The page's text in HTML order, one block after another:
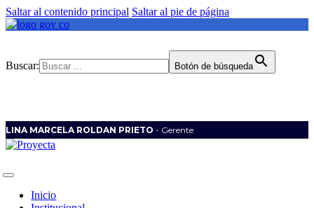
Saltar al contenido principal Saltar al pie de página
Buscar: Botón de búsqueda
LINA MARCELA ROLDAN PRIETO - Gerente
Inicio